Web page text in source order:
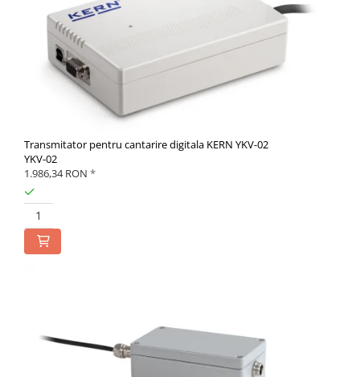
Transmitator pentru cantarire digitala KERN YKV-02
YKV-02
1.986,34 RON *